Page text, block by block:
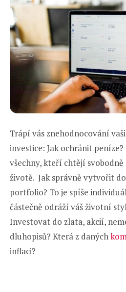
Trápí vás znehodnocování
investice: Jak ochránit
všechny, kteří chtějí
životě. Jak správně vytvořit
portfolio? To je spíše
částečně odráží váš životní
Investovat do zlata, akcií,
dluhopisů? Která z daných
inflaci?